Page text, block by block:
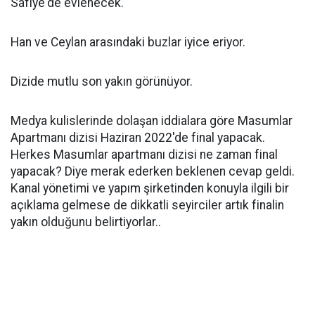
Safiye'de evlenecek.
Han ve Ceylan arasındaki buzlar iyice eriyor.
Dizide mutlu son yakın görünüyor.
Medya kulislerinde dolaşan iddialara göre Masumlar
Apartmanı dizisi Haziran 2022'de final yapacak.
Herkes Masumlar apartmanı dizisi ne zaman final
yapacak? Diye merak ederken beklenen cevap geldi.
Kanal yönetimi ve yapım şirketinden konuyla ilgili bir
açıklama gelmese de dikkatli seyirciler artık finalin
yakın olduğunu belirtiyorlar..